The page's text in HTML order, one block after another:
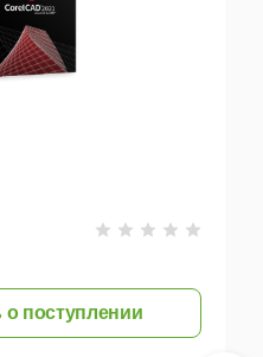
поступлении